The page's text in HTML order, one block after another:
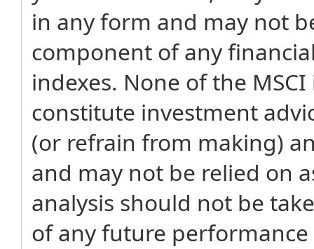
in any form and may not
component of any
indexes. None of the
constitute investment
(or refrain from making)
and may not be relied on
analysis should not be
of any future